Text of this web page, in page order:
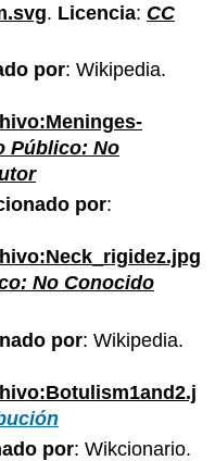
. Licencia: CC
por: Wikipedia.
Público: No
por:
No Conocido
por: Wikipedia.
por: Wikcionario.